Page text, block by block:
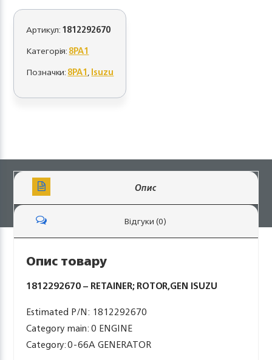
Артикул:1812292670
Категорія:8PA1
Позначки:8PA1,Isuzu
Опис
Відгуки (0)
Опис товару
1812292670 – RETAINER; ROTOR,GEN ISUZU
Estimated P/N: 1812292670
Category main: 0 ENGINE
Category: 0-66A GENERATOR